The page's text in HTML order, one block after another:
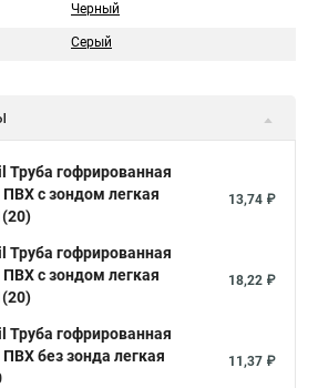
Черный
Серый
Труба гофрированная
с зондом легкая
13,74 ₽
Труба гофрированная
с зондом легкая
18,22 ₽
Труба гофрированная
без зонда легкая
11,37 ₽